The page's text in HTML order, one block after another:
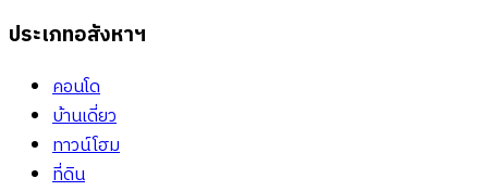
ประเภทอสังหาฯ
คอนโด
บ้านเดี่ยว
ทาวน์โฮม
ที่ดิน